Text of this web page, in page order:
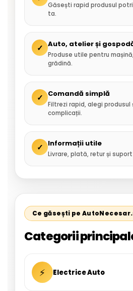
Găsești rapid produsul
ta.
✓ Auto, atelier și
Produse utile pentru
grădină.
✓ Comandă simplă
Filtrezi rapid, alegi produsul
complicații.
✓ Informații utile
Livrare, plată, retur și
Ce găsești pe
Categorii
⚡ Electrice Auto